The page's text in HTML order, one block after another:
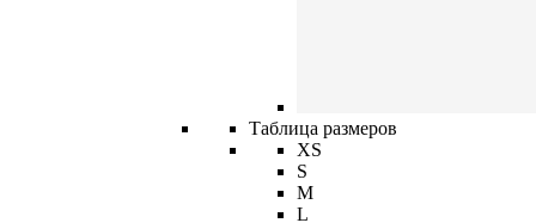
Таблица размеров
XS
S
M
L